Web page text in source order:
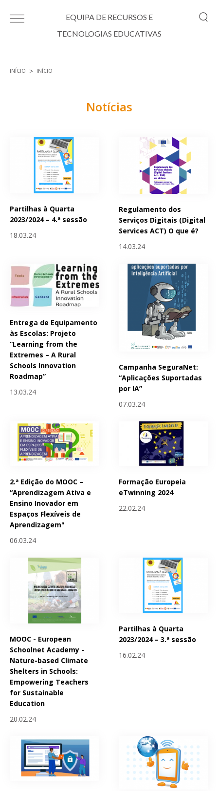
EQUIPA DE RECURSOS E
TECNOLOGIAS EDUCATIVAS
INÍCIO INÍCIO
Notícias
Partilhas à Quarta
2023/2024 – 4.ª sessão
18.03.24
Regulamento dos
Serviços Digitais (Digital
Services ACT) O que é?
14.03.24
Entrega de Equipamento
às Escolas: Projeto
“Learning from the
Extremes – A Rural
Schools Innovation
Roadmap”
13.03.24
Campanha SeguraNet:
“Aplicações Suportadas
por IA”
07.03.24
2.ª Edição do MOOC –
“Aprendizagem Ativa e
Ensino Inovador em
Espaços Flexíveis de
Aprendizagem"
06.03.24
Formação Europeia
eTwinning 2024
22.02.24
MOOC - European
Schoolnet Academy -
Nature-based Climate
Shelters in Schools:
Empowering Teachers
for Sustainable
Education
20.02.24
Partilhas à Quarta
2023/2024 – 3.ª sessão
16.02.24
Páginas